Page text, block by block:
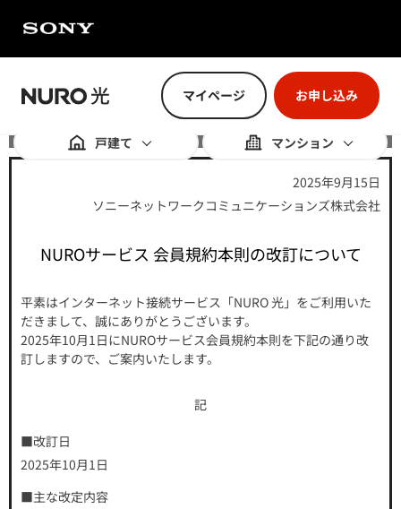
マイページ お申し込み
戸建て マンション
お知らせ
2025年9月15日
ソニーネットワークコミュニケーションズ株式会社
NUROサービス 会員規約本則の改訂について
平素はインターネット接続サービス「NURO 光」をご利用いた
だきまして、誠にありがとうございます。
2025年10月1日にNUROサービス会員規約本則を下記の通り改
訂しますので、ご案内いたします。
記
■改訂日
2025年10月1日
■主な改定内容